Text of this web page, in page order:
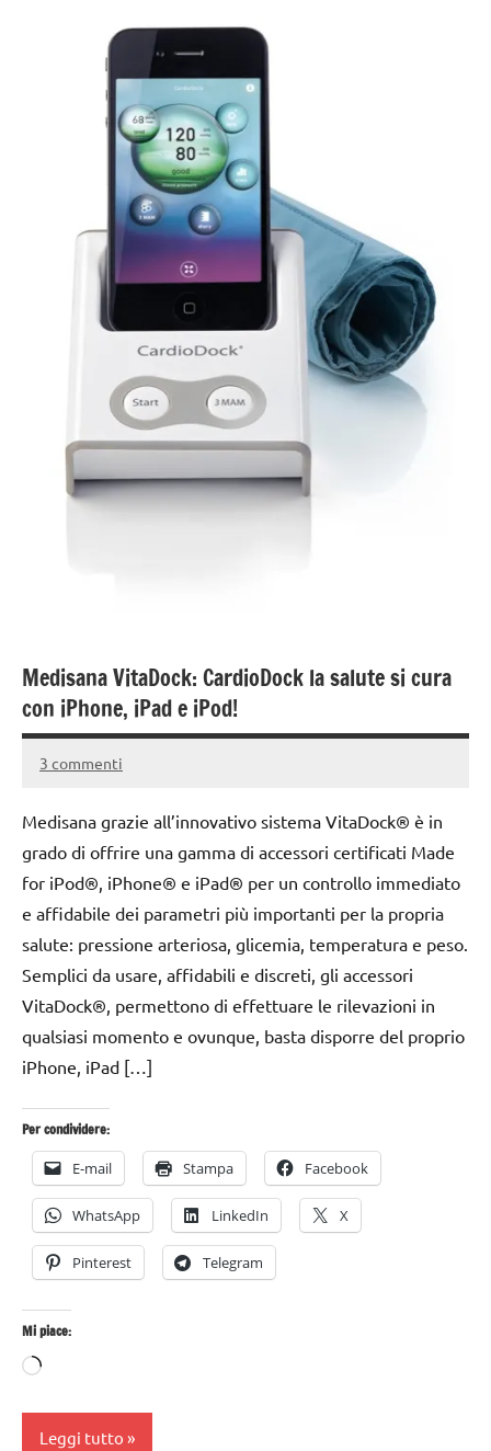
Medisana VitaDock: CardioDock la salute si cura
con iPhone, iPad e iPod!
18
2015
Andrea
3 commenti
Medisana grazie all’innovativo sistema VitaDock® è in
grado di offrire una gamma di accessori certificati Made
for iPod®, iPhone® e iPad® per un controllo immediato
e affidabile dei parametri più importanti per la propria
salute: pressione arteriosa, glicemia, temperatura e peso.
Semplici da usare, affidabili e discreti, gli accessori
VitaDock®, permettono di effettuare le rilevazioni in
qualsiasi momento e ovunque, basta disporre del proprio
iPhone, iPad […]
Per condividere:
E-mail Stampa Facebook
WhatsApp LinkedIn X
Pinterest Telegram
Mi piace:
Caricamento
corso…
Leggi tutto